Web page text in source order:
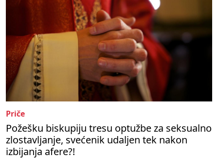
Priče
Požešku biskupiju tresu optužbe za seksualno
zlostavljanje, svećenik udaljen tek nakon
izbijanja afere?!